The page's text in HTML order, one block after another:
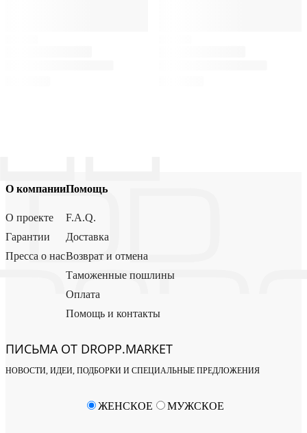
О компании
О проекте
Гарантии
Пресса о нас
Помощь
F.A.Q.
Доставка
Возврат и отмена
Таможенные пошлины
Оплата
Помощь и контакты
ПИСЬМА ОТ DROPP.MARKET
НОВОСТИ, ИДЕИ, ПОДБОРКИ И СПЕЦИАЛЬНЫЕ ПРЕДЛОЖЕНИЯ
ЖЕНСКОЕ МУЖСКОЕ